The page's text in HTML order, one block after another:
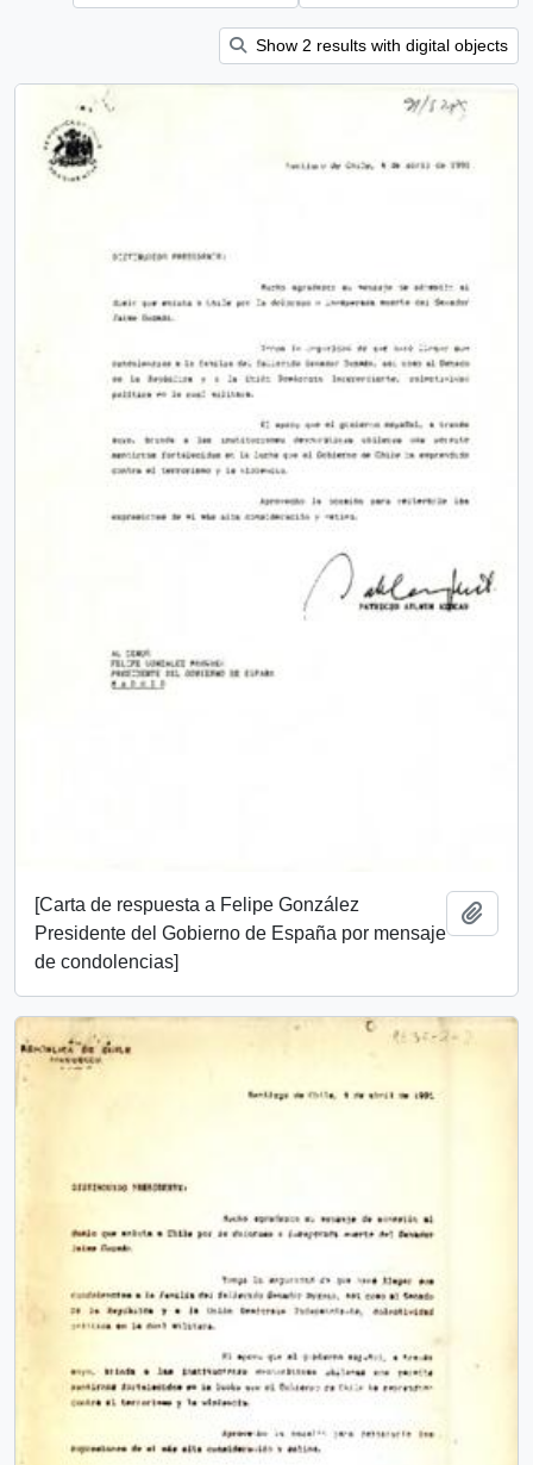
Show 2 results with digital objects
[Carta de respuesta a Felipe González
Presidente del Gobierno de España por mensaje
de condolencias]